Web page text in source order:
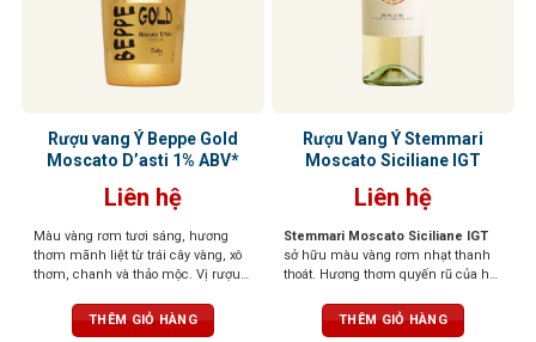
Rượu vang Ý Beppe Gold
Moscato D’asti 1% ABV*
Liên hệ
Màu vàng rơm tươi sáng, hương
thơm mãnh liệt từ trái cây vàng, xô
thơm, chanh và thảo mộc. Vị rượu
đến trải nghiệm thú vị
THÊM GIỎ HÀNG
Rượu Vang Ý Stemmari
Moscato Siciliane IGT
Liên hệ
Stemmari Moscato Siciliane IGT
sở hữu màu vàng rơm nhạt thanh
thoát. Hương thơm quyến rũ của hoa
dịu dàng, chua nhẹ cân bằng, hậu
vị trái cây nhiệt đới sảng khoái, dễ
THÊM GIỎ HÀNG